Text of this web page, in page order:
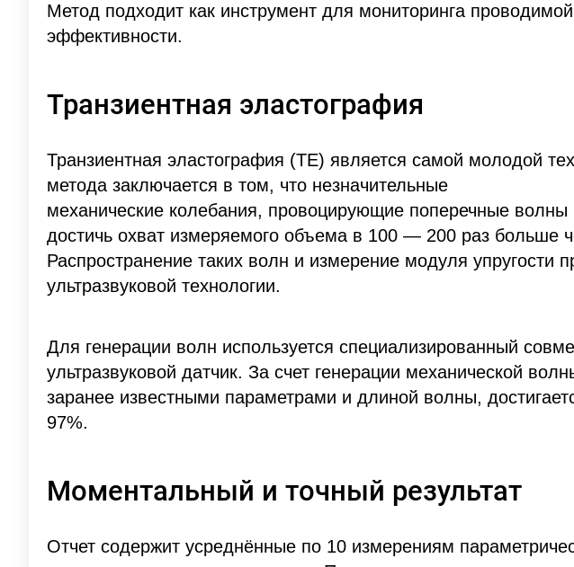
Метод подходит как инструмент для мониторинга
эффективности.
Транзиентная эластография
Транзиентная эластография (TE) является самой молодой
метода заключается в том, что незначительные
механические колебания, провоцирующие поперечные волны
достичь охват измеряемого объема в 100 — 200 раз больше
Распространение таких волн и измерение модуля упругости
ультразвуковой технологии.
Для генерации волн используется специализированный
ультразвуковой датчик. За счет генерации механической
заранее известными параметрами и длиной волны,
97%.
Моментальный и точный результат
Отчет содержит усреднённые по 10 измерениям